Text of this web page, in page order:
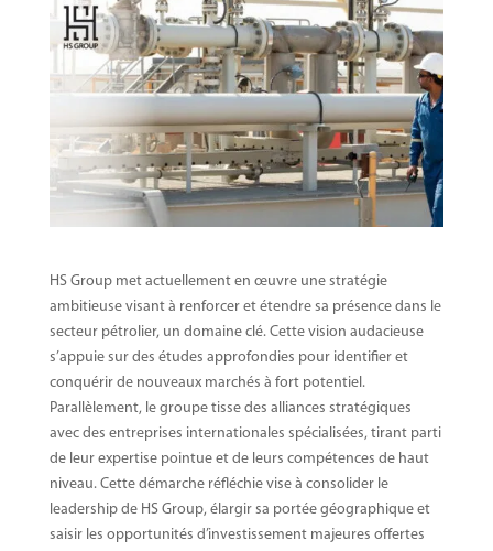
HS Group met actuellement en œuvre une stratégie
ambitieuse visant à renforcer et étendre sa présence dans le
secteur pétrolier, un domaine clé. Cette vision audacieuse
s’appuie sur des études approfondies pour identifier et
conquérir de nouveaux marchés à fort potentiel.
Parallèlement, le groupe tisse des alliances stratégiques
avec des entreprises internationales spécialisées, tirant parti
de leur expertise pointue et de leurs compétences de haut
niveau. Cette démarche réfléchie vise à consolider le
leadership de HS Group, élargir sa portée géographique et
saisir les opportunités d’investissement majeures offertes